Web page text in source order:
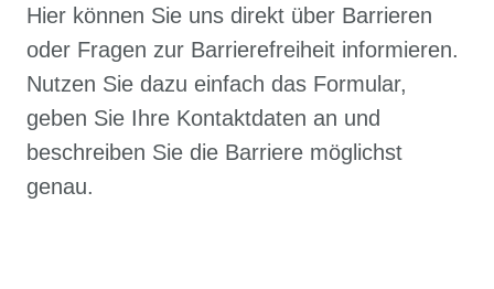
Hier können Sie uns direkt über Barrieren
oder Fragen zur Barrierefreiheit informieren.
Nutzen Sie dazu einfach das Formular,
geben Sie Ihre Kontaktdaten an und
beschreiben Sie die Barriere möglichst
genau.